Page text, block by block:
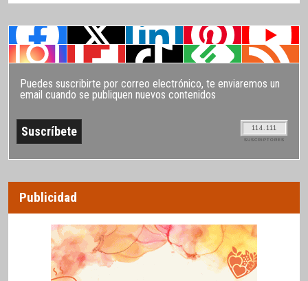
Puedes suscribirte por correo electrónico, te enviaremos un
email cuando se publiquen nuevos contenidos
114.111
SUSCRIPTORES
Publicidad